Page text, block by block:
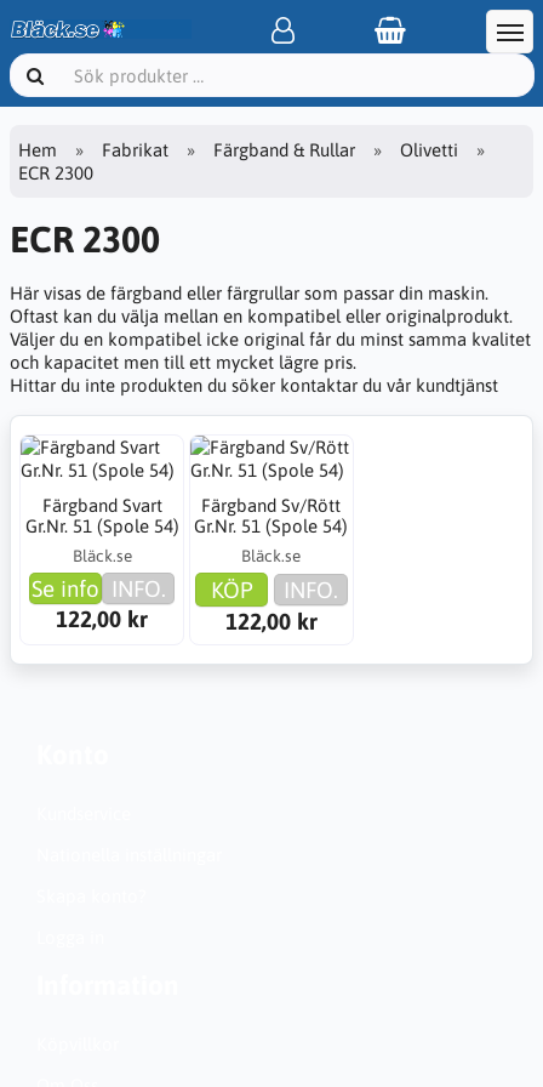
Hem Fabrikat Färgband & Rullar
Olivetti
ECR 2300
ECR 2300
Här visas de färgband eller färgrullar som passar din maskin.
Oftast kan du välja mellan en kompatibel eller originalprodukt.
Väljer du en kompatibel icke original får du minst samma kvalitet
och kapacitet men till ett mycket lägre pris.
Hittar du inte produkten du söker kontaktar du vår kundtjänst
Färgband Svart
Gr.Nr. 51 (Spole 54)
Bläck.se
Se info INFO.
122,00 kr
Färgband Sv/Rött
Gr.Nr. 51 (Spole 54)
Bläck.se
KÖP
INFO.
122,00 kr